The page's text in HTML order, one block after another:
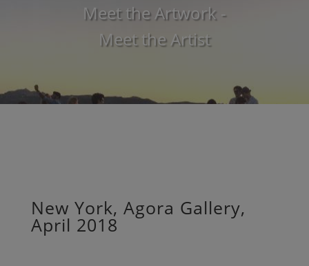
Meet the Artwork -
Meet the Artist
New York, Agora Gallery,
April 2018